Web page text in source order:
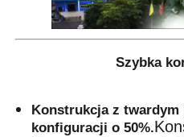
Szybka
Konstrukcja z twardym
konfiguracji o 50%.